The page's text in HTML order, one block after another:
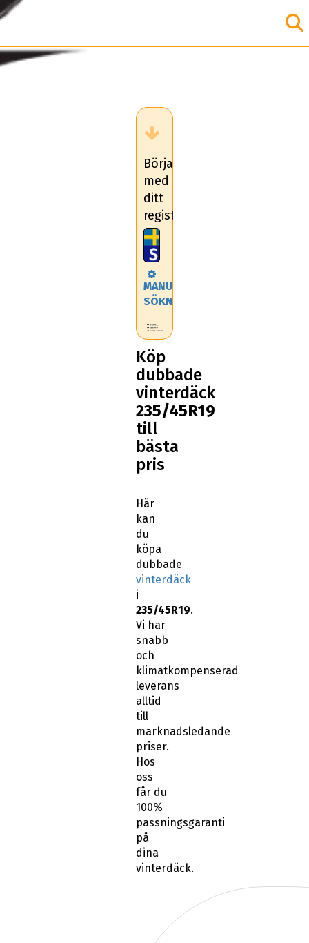
Börja
med
ditt
registreringsnummer
MANUELL
SÖKNING
Köp
dubbade
vinterdäck
235/45R19
till
bästa
pris
Här
kan
du
köpa
dubbade
vinterdäck
i
235/45R19.
Vi har
snabb
och
klimatkompenserad
leverans
alltid
till
marknadsledande
priser.
Hos
oss
får du
100%
passningsgaranti
på
dina
vinterdäck.